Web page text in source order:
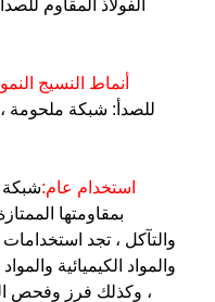
أنماط النسيج
للصدأ: شبكة ملحومة
استخدام عام:شبكة
بمقاومتها
والتآكل ، تجد
والمواد الكيميائية
، وكذلك فرز وفحص